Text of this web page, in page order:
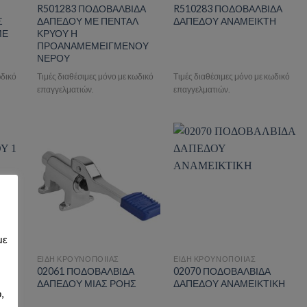
R501283 ΠΟΔΟΒΑΛΒΙΔΑ
ΔΑΠΕΔΟΥ ΜΕ ΠΕΝΤΑΛ
ΚΡΥΟΥ Η
ΠΡΟΑΝΑΜΕΜΕΙΓΜΕΝΟΥ
ΝΕΡΟΥ
Τιμές διαθέσιμες μόνο με κωδικό
επαγγελματιών.
R510283 ΠΟΔΟΒΑΛΒΙΔΑ
ΔΑΠΕΔΟΥ ΑΝΑΜΕΙΚΤΗ
Τιμές διαθέσιμες μόνο με κωδικό
επαγγελματιών.
Add to wishlist
ΕΙΔΗ ΚΡΟΥΝΟΠΟΙΙΑΣ
02061 ΠΟΔΟΒΑΛΒΙΔΑ
ΔΑΠΕΔΟΥ ΜΙΑΣ ΡΟΗΣ
ΕΙΔΗ ΚΡΟΥΝΟΠΟΙΙΑΣ
02070 ΠΟΔΟΒΑΛΒΙΔΑ
ΔΑΠΕΔΟΥ ΑΝΑΜΕΙΚΤΙΚΗ